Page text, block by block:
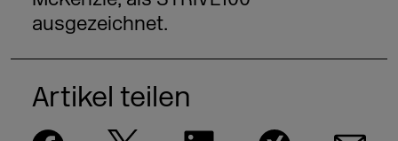
ausgezeichnet.
Artikel teilen